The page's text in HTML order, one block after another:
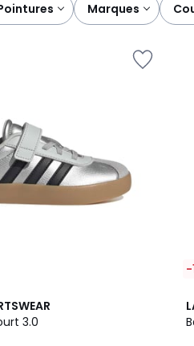
pointures marques
3.0
-